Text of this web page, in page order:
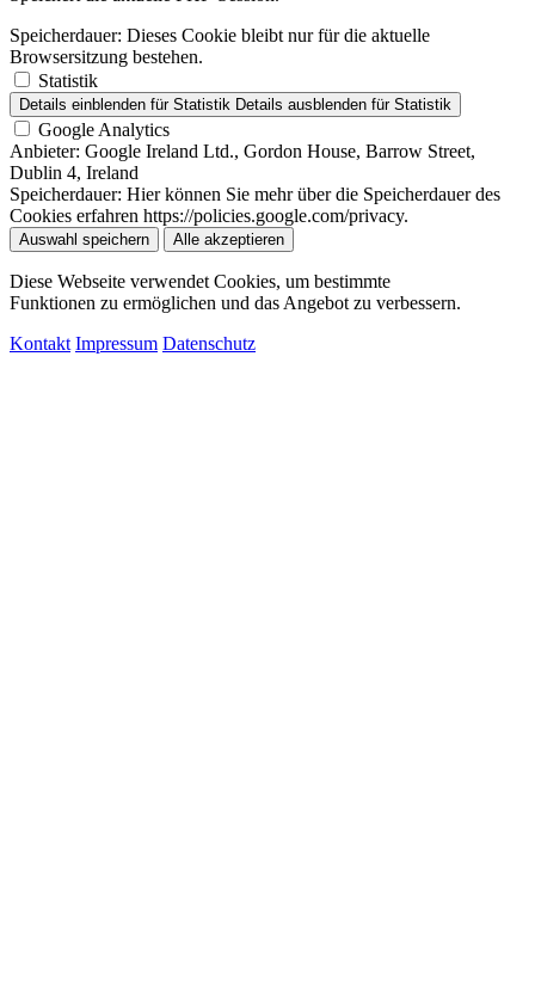
Speicherdauer: Dieses Cookie bleibt nur für die aktuelle
Browsersitzung bestehen.
Statistik
Details einblenden für Statistik Details ausblenden für Statistik
Google Analytics
Anbieter: Google Ireland Ltd., Gordon House, Barrow Street,
Dublin 4, Ireland
Speicherdauer: Hier können Sie mehr über die Speicherdauer des
Cookies erfahren https://policies.google.com/privacy.
Auswahl speichern Alle akzeptieren
Diese Webseite verwendet Cookies, um bestimmte
Funktionen zu ermöglichen und das Angebot zu verbessern.
Kontakt Impressum Datenschutz